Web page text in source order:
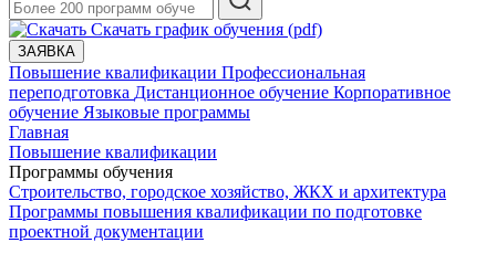
Скачать график обучения (pdf)
ЗАЯВКА
Повышение квалификации Профессиональная
переподготовка Дистанционное обучение Корпоративное
обучение Языковые программы
Главная
Повышение квалификации
Программы обучения
Строительство, городское хозяйство, ЖКХ и архитектура
Программы повышения квалификации по подготовке
проектной документации